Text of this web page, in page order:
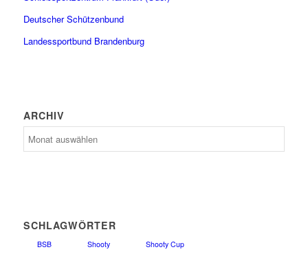
Deutscher Schützenbund
Landessportbund Brandenburg
ARCHIV
SCHLAGWÖRTER
BSB Shooty Shooty Cup